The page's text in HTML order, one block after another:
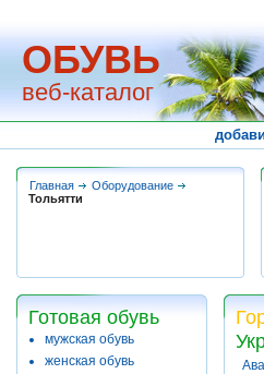
ОБУВЬ
веб-каталог
Главная
Оборудование
Тольятти
Готовая обувь
мужская обувь
женская обувь